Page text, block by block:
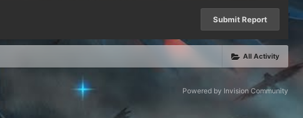
Submit Report
All Activity
Powered by Invision Community